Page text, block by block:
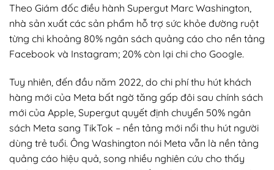
Theo Giám đốc điều hành Supergut Marc Washington,
nhà sản xuất các sản phẩm hỗ trợ sức khỏe đường ruột
từng chi khoảng 80% ngân sách quảng cáo cho nền tảng
Facebook và Instagram; 20% còn lại chi cho Google.
Tuy nhiên, đến đầu năm 2022, do chi phí thu hút khách
hàng mới của Meta bất ngờ tăng gấp đôi sau chính sách
mới của Apple, Supergut quyết định chuyển 50% ngân
sách Meta sang TikTok – nền tảng mới nổi thu hút người
dùng trẻ tuổi. Ông Washington nói Meta vẫn là nền tảng
quảng cáo hiệu quả, song nhiều nghiên cứu cho thấy